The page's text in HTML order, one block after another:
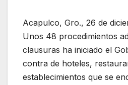
Acapulco, Gro., 26 de
Unos 48 procedimientos
clausuras ha iniciado el
contra de hoteles,
establecimientos que se